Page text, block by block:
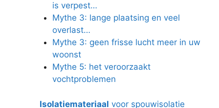
is verpest…
Mythe 3: lange plaatsing en veel
overlast…
Mythe 3: geen frisse lucht meer in uw
woonst
Mythe 5: het veroorzaakt
vochtproblemen
Isolatiemateriaal voor spouwisolatie